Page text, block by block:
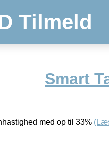
Tilmeld
Smart
med op til 33%